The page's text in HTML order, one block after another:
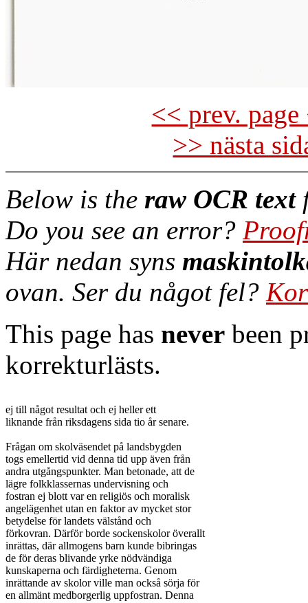
<< prev.
>> nästa
Below is the raw OCR text
Do you see an error?
Här nedan syns
ovan. Ser du något fel?
This page has never been
korrekturlästs.
ej till något resultat och ej heller ett
liknande från riksdagens sida tio år senare.
Frågan om skolväsendet på landsbygden
togs emellertid vid denna tid upp även från
andra utgångspunkter. Man betonade, att de
lägre folkklassernas undervisning och
fostran ej blott var en religiös och moralisk
angelägenhet utan en faktor av mycket stor
betydelse för landets välstånd och
förkovran. Därför borde sockenskolor överallt
inrättas, där allmogens barn kunde bibringas
de för deras blivande yrke nödvändiga
kunskaperna och färdigheterna. Genom
inrättande av skolor ville man också sörja för
en allmänt medborgerlig uppfostran. Denna